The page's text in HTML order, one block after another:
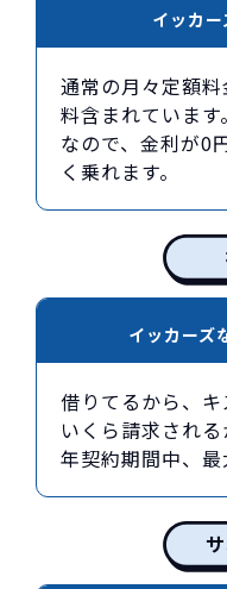
イッカー
通常の月々定額
料含まれていま
なので、金利が0
く乗れます。
イッカーズ
借りてるから、キ
いくら請求され
年契約期間中、最